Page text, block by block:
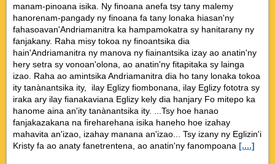
manam-pinoana isika. Ny finoana anefa tsy tany malemy
hanorenam-pangady ny finoana fa tany lonaka hiasan'ny
fahasoavan'Andriamanitra ka hampamokatra sy hanitarany ny
fanjakany. Raha misy tokoa ny finoantsika dia
hain'Andriamanitra ny manova ny fiainantsika izay ao anatin'ny
hery setra sy vonoan'olona, ao anatin'ny fitapitaka sy lainga
izao. Raha ao amintsika Andriamanitra dia ho tany lonaka tokoa
ity tanànantsika ity, ilay Eglizy fiombonana, ilay Eglizy fototra sy
iraka ary ilay fianakaviana Eglizy kely dia hanjary Fo mitepo ka
hanome aina an'ity tanànantsika ity. ...Tsy hoe hanao
fanjakazakana na fireharehana isika haneho hoe izahay
mahavita an'izao, izahay manana an'izao... Tsy izany ny Eglizin'i
Kristy fa ao anaty fanetrentena, ao anatin'ny fanompoana [....]